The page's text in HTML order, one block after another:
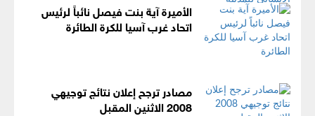
الأميرة آية بنت فيصل نائباً لرئيس
اتحاد غرب آسيا للكرة الطائرة
مصادر ترجح إعلان نتائج توجيهي
2008 الاثنين المقبل